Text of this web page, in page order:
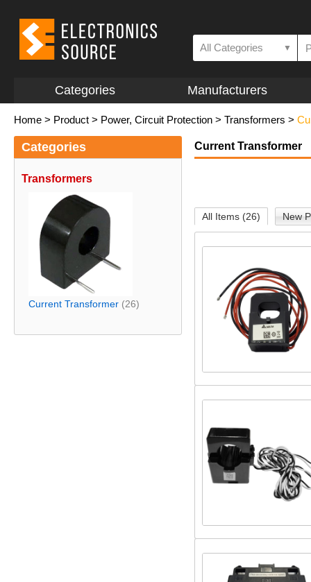
All Categories ▼
Categories Manufacturers
Home > Product > Power, Circuit Protection > Transformers >
Categories
Transformers
Current Transformer (26)
Current Transformer
All Items (26) New